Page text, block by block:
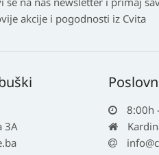
akcije i pogodnosti iz Cvita
3A
8:00h